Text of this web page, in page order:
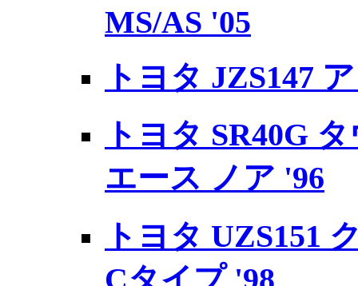
MS/AS '05
トヨタ JZS147
トヨタ SR40G
エース ノア '96
トヨタ UZS151